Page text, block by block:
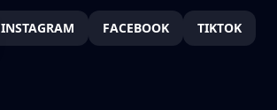
INSTAGRAM FACEBOOK TIKTOK